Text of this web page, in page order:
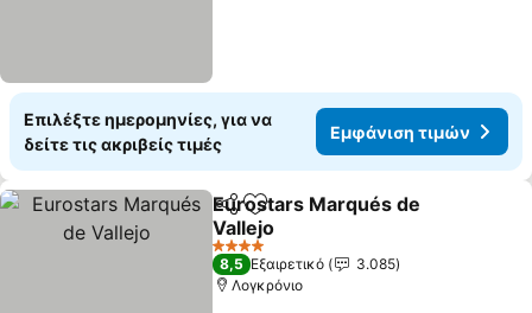
Επιλέξτε ημερομηνίες, για να
δείτε τις ακριβείς τιμές
Εμφάνιση τιμών
Κοινοποίηση
Προσθήκη στα αγαπημένα
Eurostars Marqués de
Vallejo
4 Αστέρια
8,5 Εξαιρετικό
3.085
Λογκρόνιο